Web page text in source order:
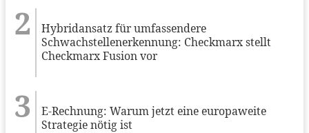
Hybridansatz für umfassendere
Schwachstellenerkennung: Checkmarx stellt
Checkmarx Fusion vor
E-Rechnung: Warum jetzt eine europaweite
Strategie nötig ist